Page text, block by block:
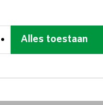
Alles toestaan